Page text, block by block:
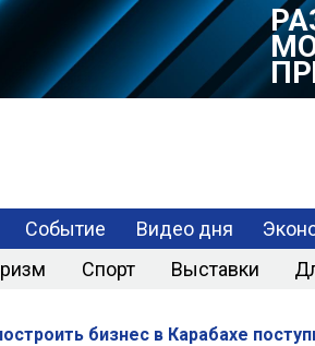
Событие Видео дня
Спорт Выставки
бизнес в Карабахе